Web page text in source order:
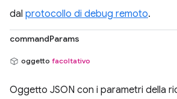
dal protocollo di debug remoto.
commandParams
oggetto facoltativo
Oggetto JSON con i parametri della